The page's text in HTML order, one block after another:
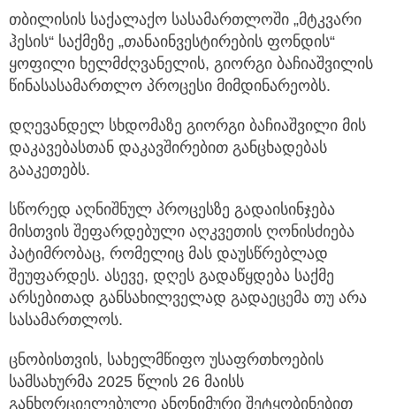
თბილისის საქალაქო სასამართლოში „მტკვარი
ჰესის“ საქმეზე „თანაინვესტირების ფონდის“
ყოფილი ხელმძღვანელის, გიორგი ბაჩიაშვილის
წინასასამართლო პროცესი მიმდინარეობს.
დღევანდელ სხდომაზე გიორგი ბაჩიაშვილი მის
დაკავებასთან დაკავშირებით განცხადებას
გააკეთებს.
სწორედ აღნიშნულ პროცესზე გადაისინჯება
მისთვის შეფარდებული აღკვეთის ღონისძიება
პატიმრობაც, რომელიც მას დაუსწრებლად
შეუფარდეს. ასევე, დღეს გადაწყდება საქმე
არსებითად განსახილველად გადაეცემა თუ არა
სასამართლოს.
ცნობისთვის, სახელმწიფო უსაფრთხოების
სამსახურმა 2025 წლის 26 მაისს
განხორციელებული ანონიმური შეტყობინებით